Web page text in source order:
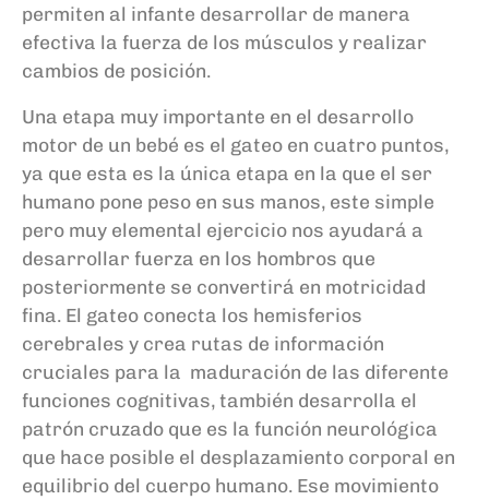
permiten al infante desarrollar de manera
efectiva la fuerza de los músculos y realizar
cambios de posición.
Una etapa muy importante en el desarrollo
motor de un bebé es el gateo en cuatro puntos,
ya que esta es la única etapa en la que el ser
humano pone peso en sus manos, este simple
pero muy elemental ejercicio nos ayudará a
desarrollar fuerza en los hombros que
posteriormente se convertirá en motricidad
fina. El gateo conecta los hemisferios
cerebrales y crea rutas de información
cruciales para la maduración de las diferente
funciones cognitivas, también desarrolla el
patrón cruzado que es la función neurológica
que hace posible el desplazamiento corporal en
equilibrio del cuerpo humano. Ese movimiento